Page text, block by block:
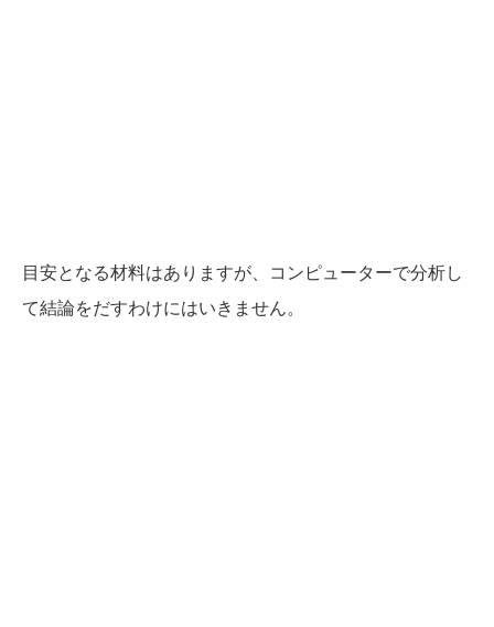
目安となる材料はありますが、コンピューターで分析し
て結論をだすわけにはいきません。